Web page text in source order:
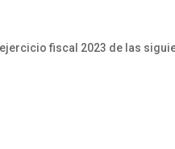
fiscal 2023 de las